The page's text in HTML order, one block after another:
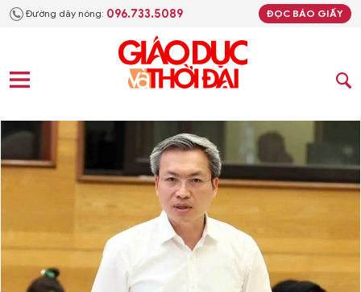
Đường dây nóng: 096.733.5089 ĐỌC BÁO GIẤY